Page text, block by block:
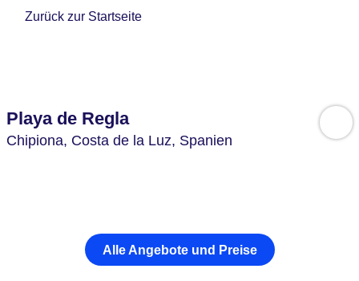
Zurück zur Startseite
Playa de Regla
Chipiona, Costa de la Luz, Spanien
Alle Angebote und Preise